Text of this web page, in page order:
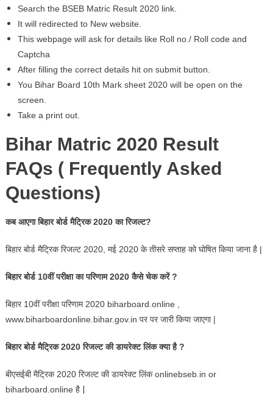
Search the BSEB Matric Result 2020 link.
It will redirected to New website.
This webpage will ask for details like Roll no./ Roll code and
Captcha
After filling the correct details hit on submit button.
You Bihar Board 10th Mark sheet 2020 will be open on the
screen.
Take a print out.
Bihar Matric 2020 Result
FAQs ( Frequently Asked
Questions)
कब आएगा बिहार बोर्ड मैट्रिक 2020 का रिजल्ट?
बिहार बोर्ड मैट्रिक रिजल्ट 2020, मई 2020 के तीसरे सप्ताह को घोषित किया जाना है |
बिहार बोर्ड 10वीं परीक्षा का परिणाम 2020 कैसे चेक करें?
बिहार 10वीं परीक्षा परिणाम 2020 biharboard.online ,
www.biharboardonline.bihar.gov.in पर पर जारी किया जाएगा |
बिहार बोर्ड मैट्रिक 2020 रिजल्ट की डायरेक्ट लिंक क्या है ?
बीएसईबी मैट्रिक 2020 रिजल्ट की डायरेक्ट लिंक onlinebseb.in or
biharboard.online है|